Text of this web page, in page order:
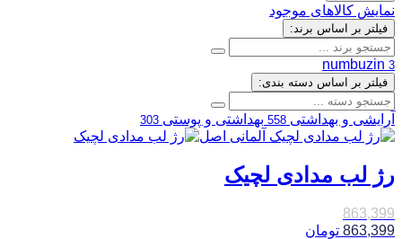
نمایش کالاهای موجود
فیلتر بر اساس برند:
numbuzin 3
فیلتر بر اساس دسته بندی:
آرایشی و بهداشتی 558 بهداشتی و پوستی 303
رژ لب مدادی لچیک
863,399
863,399 تومان